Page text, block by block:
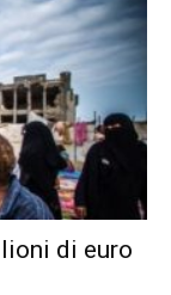
di euro